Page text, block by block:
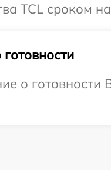
TCL сроком
о готовности